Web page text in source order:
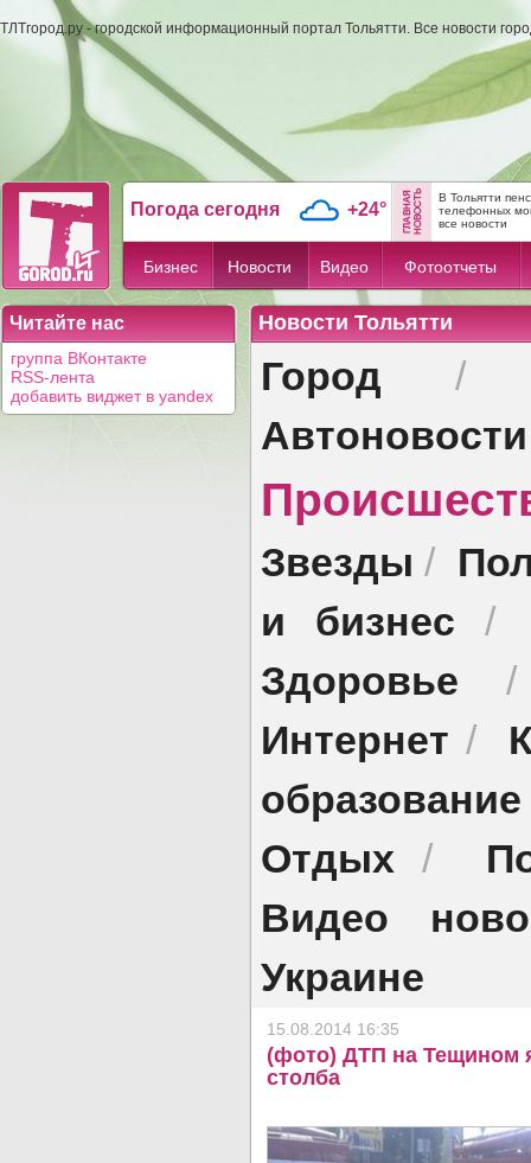
ТЛТгород.ру - городской информационный портал Тольятти. Все новости
Погода сегодня +24°
В Тольятти
телефонных
все новости
Бизнес Новости Видео Фотоотчеты
Читайте нас
группа ВКонтакте
RSS-лента
добавить виджет в yandex
Новости Тольятти
Город
Автоновости
Звезды /
и бизнес /
Здоровье
Интернет /
образование
Отдых /
Видео
Украине
15.08.2014 16:35
(фото) ДТП на Тещином
столба